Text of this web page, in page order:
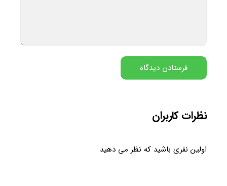
نظرات کاربران
اولین نفری باشید که نظر می دهید